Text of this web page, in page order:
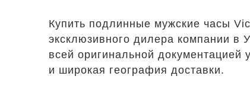
Купить подлинные мужские часы
эксклюзивного дилера компании в
всей оригинальной
и широкая география доставки.